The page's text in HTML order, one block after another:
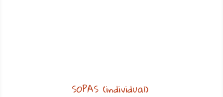
SOPAS (individual)